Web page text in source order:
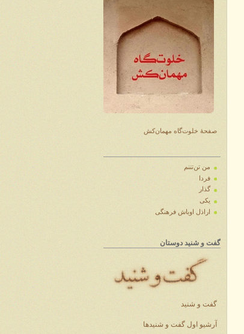
صفحهٔ خلوت‌گاه مهمان‌کش
من تن‌تننم
فردا
گذار
یکی
اراذل اوباش فرهنگی
گفت و شنید دوستان
گفت و شنید
آرشیو اول گفت و شنیدها